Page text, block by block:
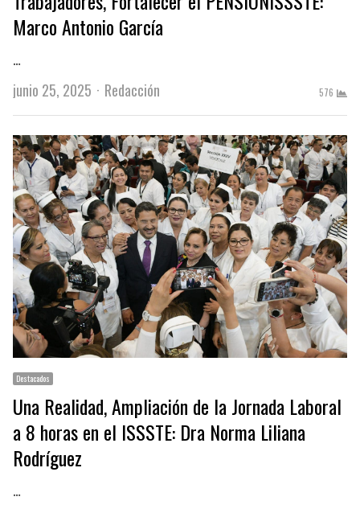
Marco Antonio García
…
junio 25, 2025
Author
Redacción 576
Destacados
Una Realidad, Ampliación de la Jornada Laboral
a 8 horas en el ISSSTE: Dra Norma Liliana
Rodríguez
…